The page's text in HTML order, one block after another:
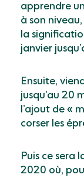
apprendre
à son
la
janvier
Ensuite,
jusqu’au 20
l’ajout de «
corser les
Puis ce sera
2020 où,